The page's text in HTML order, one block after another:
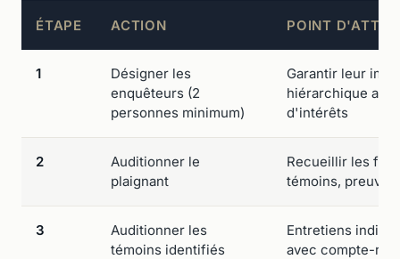
ÉTAPE ACTION POINT
1
Désigner les
enquêteurs (2
personnes minimum)
Garantir leur
hiérarchique
d'intérêts
2
Auditionner le
plaignant
Recueillir les
témoins,
3
Auditionner les
témoins identifiés
Entretiens
avec compte-